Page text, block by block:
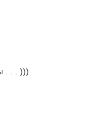
. . . )))